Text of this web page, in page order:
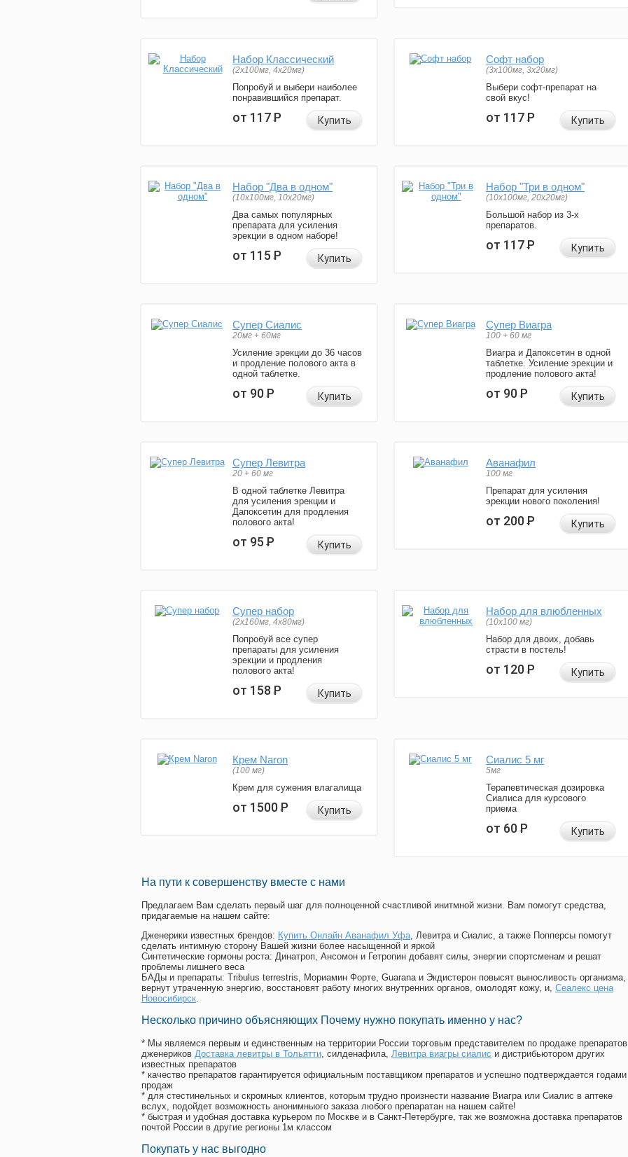
Набор Классический
(2x100мг, 4x20мг)
Попробуй и выбери наиболее
понравившийся препарат.
от 117Р Купить
Софт набор
(3x100мг, 3x20мг)
Выбери софт-препарат на
свой вкус!
от 117Р Купить
Набор "Два в одном"
(10x100мг, 10x20мг)
Два самых популярных
препарата для усиления
эрекции в одном наборе!
от 115Р Купить
Набор "Три в одном"
(10x100мг, 20x20мг)
Большой набор из 3-х
препаратов.
от 117Р Купить
Супер Сиалис
20мг + 60мг
Усиление эрекции до 36 часов
и продление полового акта в
одной таблетке.
от 90Р Купить
Супер Виагра
100 + 60 мг
Виагра и Дапоксетин в одной
таблетке. Усиление эрекции и
продление полового акта!
от 90Р Купить
Супер Левитра
20 + 60 мг
В одной таблетке Левитра
для усиления эрекции и
Дапоксетин для продления
полового акта!
от 95Р Купить
Аванафил
100 мг
Препарат для усиления
эрекции нового поколения!
от 200Р Купить
Супер набор
(2х160мг, 4х80мг)
Попробуй все супер
препараты для усиления
эрекции и продления
полового акта!
от 158Р Купить
Набор для влюбленных
(10х100 мг)
Набор для двоих, добавь
страсти в постель!
от 120Р Купить
Крем Naron
(100 мг)
Крем для сужения влагалища
от 1500Р Купить
Сиалис 5 мг
5мг
Терапевтическая дозировка
Сиалиса для курсового
приема
от 60Р Купить
На пути к совершенству вместе с нами
Предлагаем Вам сделать первый шаг для полноценной счастливой инитмной жизни. Вам помогут средства,
придагаемые на нашем сайте:
Дженерики известных брендов: Купить Онлайн Аванафил Уфа, Левитра и Сиалис, а также Попперсы помогут
сделать интимную сторону Вашей жизни более насыщенной и яркой
Синтетические гормоны роста: Динатроп, Ансомон и Гетропин добавят силы, энергии спортсменам и решат
проблемы лишнего веса
БАДы и препараты: Tribulus terrestris, Мориамин Форте, Guarana и Экдистерон повысят выносливость организма,
вернут утраченную энергию, восстановят работу многих внутренних органов, омолодят кожу, и, Сеалекс цена
Новосибирск.
Несколько причино объясняющих Почему нужно покупать именно у нас?
* Мы являемся первым и единственным на территории России торговым представителем по продаже препаратов
дженериков Доставка левитры в Тольятти, силденафила, Левитра виагры сиалис и дистрибьютором других
известных препаратов
* качество препаратов гарантируется официальным поставщиком препаратов и успешно подтверждается годами
продаж
* для стестинельных и скромных клиентов, которым трудно произнести название Виагра или Сиалис в аптеке
вслух, подойдет возможность анонимныого заказа любого препаратан на нашем сайте!
* быстрая и удобная доставка курьером по Москве и в Санкт-Петербурге, так же возможна доставка препаратов
почтой России в другие регионы 1м классом
Покупать у нас выгодно